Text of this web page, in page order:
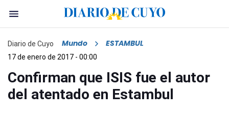
Diario de Cuyo Mundo ESTAMBUL
17 de enero de 2017 - 00:00
Confirman que ISIS fue el autor
del atentado en Estambul